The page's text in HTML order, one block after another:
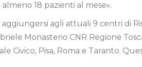
18 pazienti al mese».
agli attuali 9 centri di
Monasterio CNR Regione
Civico, Pisa, Roma e Taranto.